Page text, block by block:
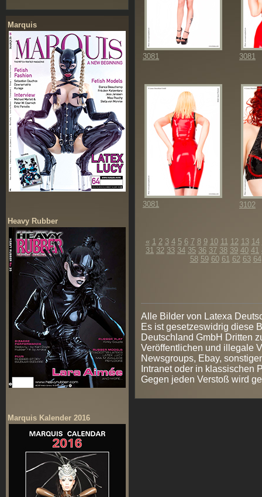
Marquis
Heavy Rubber
Marquis Kalender 2016
3081 3081
3081 3102
« 1 2 3 4 5 6 7 8 9 10 11 12 13 14
31 32 33 34 35 36 37 38 39 40 41
58 59 60 61 62 63 64
Alle Bilder von Latexa
Es ist gesetzeswidrig diese
Deutschland GmbH Dritten
Veröffentlichen und illegale
Newsgroups, Ebay,
Intranet oder in klassischen
Gegen jeden Verstoß wird